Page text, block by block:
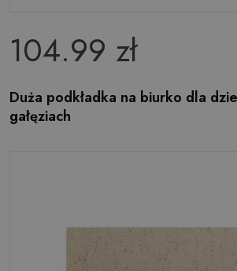
104.99 zł
Duża podkładka na biurko dla
gałęziach